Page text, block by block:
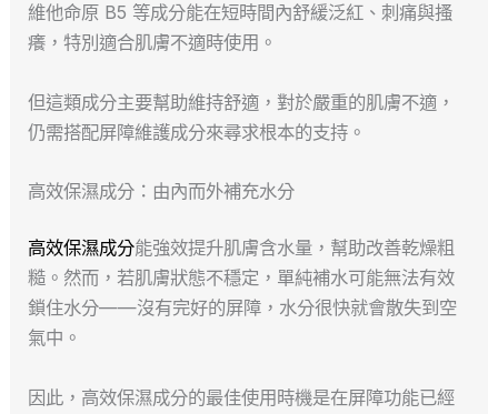
維他命原 B5 等成分能在短時間內舒緩泛紅、刺痛與搔
癢，特別適合肌膚不適時使用。
但這類成分主要幫助維持舒適，對於嚴重的肌膚不適，
仍需搭配屏障維護成分來尋求根本的支持。
高效保濕成分：由內而外補充水分
高效保濕成分能強效提升肌膚含水量，幫助改善乾燥粗
糙。然而，若肌膚狀態不穩定，單純補水可能無法有效
鎖住水分——沒有完好的屏障，水分很快就會散失到空
氣中。
因此，高效保濕成分的最佳使用時機是在屏障功能已經